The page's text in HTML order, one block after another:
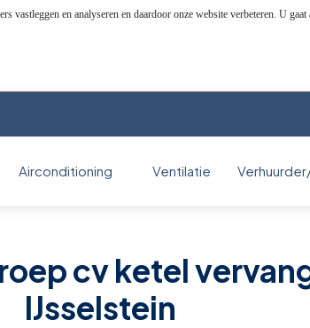
vastleggen en analyseren en daardoor onze website verbeteren. U
Airconditioning Ventilatie
cv ketel
IJsselstein